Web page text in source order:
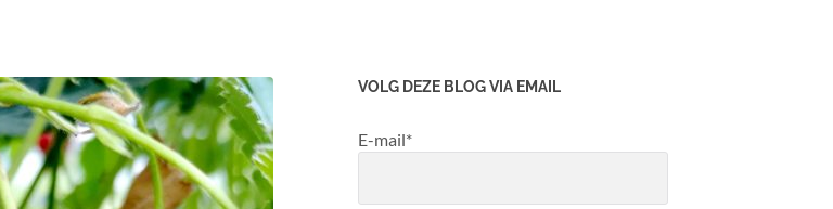
VOLG DEZE BLOG VIA EMAIL
E-mail*